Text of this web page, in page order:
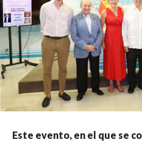
Este evento, en el que se